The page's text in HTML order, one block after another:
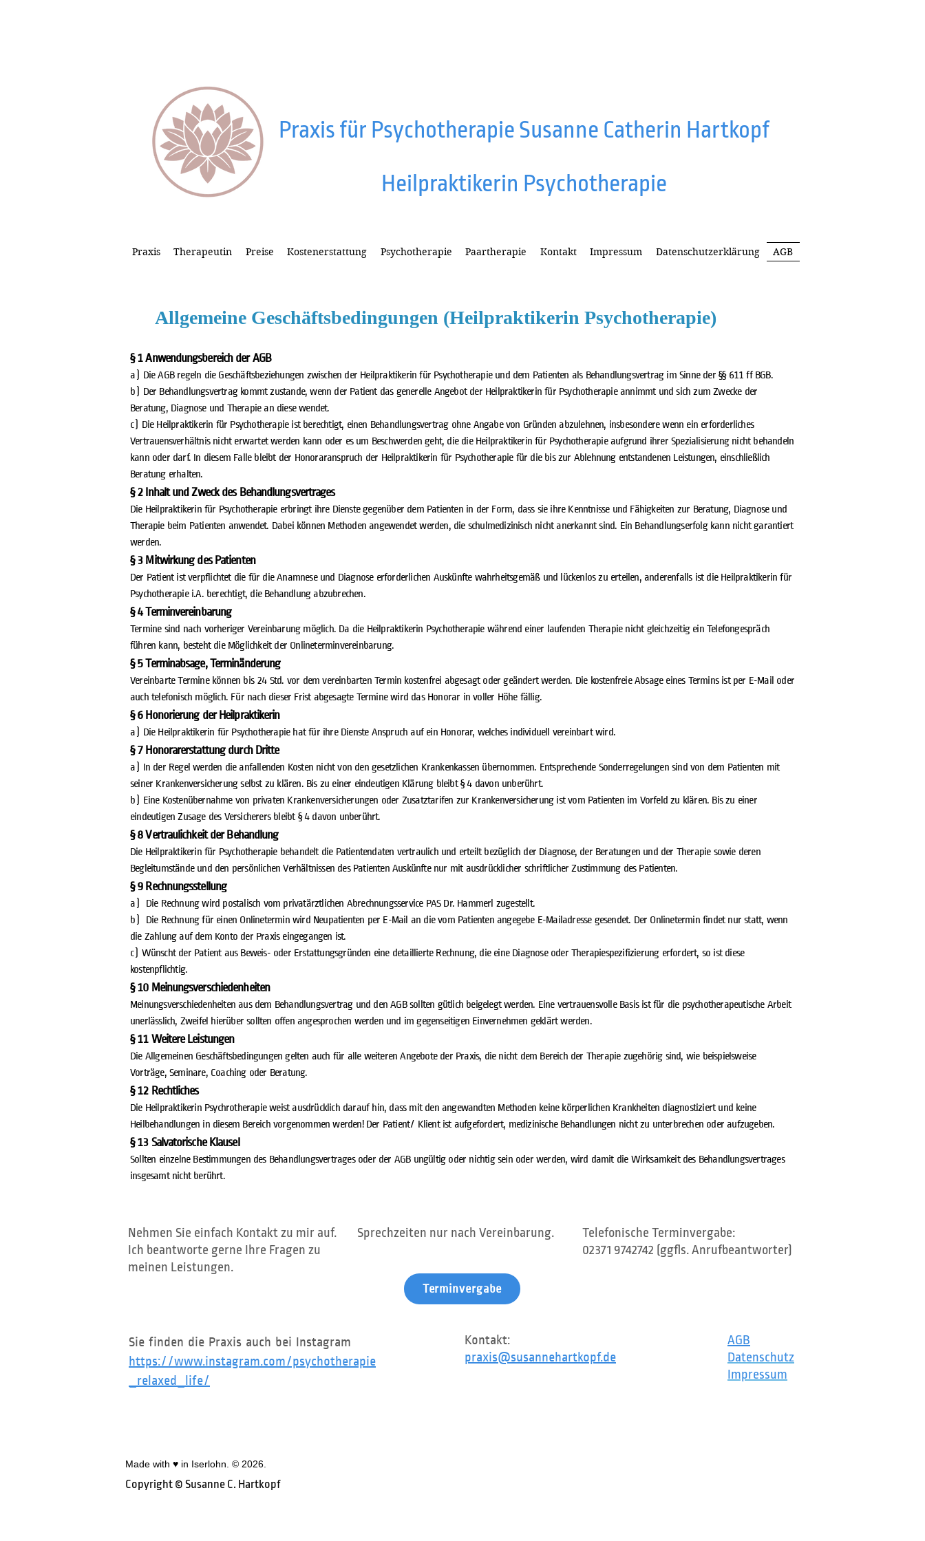
Praxis für Psychotherapie Susanne Catherin Hartkopf
Heil​praktikerin Psychot​herapie
Praxis Therapeutin Preise Kostenerstattung Psychotherapie Paartherapie Kontakt Impressum Datenschutzerklärung AGB
Allgemeine Geschäftsbedingungen (Heilpraktikerin Psychotherapie)
§ 1 Anwendungsbereich der AGB
a) Die AGB regeln die Geschäftsbeziehungen zwischen der Heilpraktikerin für Psychotherapie und dem Patienten als Behandlungsvertrag im Sinne der §§ 611 ff BGB.
b) Der Behandlungsvertrag kommt zustande, wenn der Patient das generelle Angebot der Heilpraktikerin für Psychotherapie annimmt und sich zum Zwecke der
Beratung, Diagnose und Therapie an diese wendet.
c) Die Heilpraktikerin für Psychotherapie ist berechtigt, einen Behandlungsvertrag ohne Angabe von Gründen abzulehnen, insbesondere wenn ein erforderliches
Vertrauensverhältnis nicht erwartet werden kann oder es um Beschwerden geht, die die Heilpraktikerin für Psychotherapie aufgrund ihrer Spezialisierung nicht behandeln
kann oder darf. In diesem Falle bleibt der Honoraranspruch der Heilpraktikerin für Psychotherapie für die bis zur Ablehnung entstandenen Leistungen, einschließlich
Beratung erhalten.
§ 2 Inhalt und Zweck des Behandlungsvertrages
Die Heilpraktikerin für Psychotherapie erbringt ihre Dienste gegenüber dem Patienten in der Form, dass sie ihre Kenntnisse und Fähigkeiten zur Beratung, Diagnose und
Therapie beim Patienten anwendet. Dabei können Methoden angewendet werden, die schulmedizinisch nicht anerkannt sind. Ein Behandlungserfolg kann nicht garantiert
werden.
§ 3 Mitwirkung des Patienten
Der Patient ist verpflichtet die für die Anamnese und Diagnose erforderlichen Auskünfte wahrheitsgemäß und lückenlos zu erteilen, anderenfalls ist die Heilpraktikerin für
Psychotherapie i.A. berechtigt, die Behandlung abzubrechen.
§ 4 Terminvereinbarung
Termine sind nach vorheriger Vereinbarung möglich. Da die Heilpraktikerin Psychotherapie während einer laufenden Therapie nicht gleichzeitig ein Telefongespräch
führen kann, besteht die Möglichkeit der Onlineterminvereinbarung.
§ 5 Terminabsage, Terminänderung
Vereinbarte Termine können bis 24 Std. vor dem vereinbarten Termin kostenfrei abgesagt oder geändert werden. Die kostenfreie Absage eines Termins ist per E-Mail oder
auch telefonisch möglich. Für nach dieser Frist abgesagte Termine wird das Honorar in voller Höhe fällig.
§ 6 Honorierung der Heilpraktikerin
a) Die Heilpraktikerin für Psychotherapie hat für ihre Dienste Anspruch auf ein Honorar, welches individuell vereinbart wird.
§ 7 Honorarerstattung durch Dritte
a) In der Regel werden die anfallenden Kosten nicht von den gesetzlichen Krankenkassen übernommen. Entsprechende Sonderregelungen sind von dem Patienten mit
seiner Krankenversicherung selbst zu klären. Bis zu einer eindeutigen Klärung bleibt § 4 davon unberührt.
b) Eine Kostenübernahme von privaten Krankenversicherungen oder Zusatztarifen zur Krankenversicherung ist vom Patienten im Vorfeld zu klären. Bis zu einer
eindeutigen Zusage des Versicherers bleibt § 4 davon unberührt.
§ 8 Vertraulichkeit der Behandlung
Die Heilpraktikerin für Psychotherapie behandelt die Patientendaten vertraulich und erteilt bezüglich der Diagnose, der Beratungen und der Therapie sowie deren
Begleitumstände und den persönlichen Verhältnissen des Patienten Auskünfte nur mit ausdrücklicher schriftlicher Zustimmung des Patienten.
§ 9 Rechnungsstellung
a) Die Rechnung wird postalisch vom privatärztlichen Abrechnungsservice PAS Dr. Hammerl zugestellt.
b) Die Rechnung für einen Onlinetermin wird Neupatienten per E-Mail an die vom Patienten angegebe E-Mailadresse gesendet. Der Onlinetermin findet nur statt, wenn
die Zahlung auf dem Konto der Praxis eingegangen ist.
c) Wünscht der Patient aus Beweis- oder Erstattungsgründen eine detaillierte Rechnung, die eine Diagnose oder Therapiespezifizierung erfordert, so ist diese
kostenpflichtig.
§ 10 Meinungsverschiedenheiten
Meinungsverschiedenheiten aus dem Behandlungsvertrag und den AGB sollten gütlich beigelegt werden. Eine vertrauensvolle Basis ist für die psychotherapeutische Arbeit
unerlässlich, Zweifel hierüber sollten offen angesprochen werden und im gegenseitigen Einvernehmen geklärt werden.
§ 11 Weitere Leistungen
Die Allgemeinen Geschäftsbedingungen gelten auch für alle weiteren Angebote der Praxis, die nicht dem Bereich der Therapie zugehörig sind, wie beispielsweise
Vorträge, Seminare, Coaching oder Beratung.
§ 12 Rechtliches
Die Heilpraktikerin Psychrotherapie weist ausdrücklich darauf hin, dass mit den angewandten Methoden keine körperlichen Krankheiten diagnostiziert und keine
Heilbehandlungen in diesem Bereich vorgenommen werden! Der Patient/ Klient ist aufgefordert, medizinische Behandlungen nicht zu unterbrechen oder aufzugeben.
§ 13 Salvatorische Klausel
Sollten einzelne Bestimmungen des Behandlungsvertrages oder der AGB ungültig oder nichtig sein oder werden, wird damit die Wirksamkeit des Behandlungsvertrages
insgesamt nicht berührt.
Nehmen Sie einfach Kontakt zu mir auf.
Ich beantworte gerne Ihre Fragen zu
meinen Leistungen.
Sprechzeiten nur nach Vereinbarung.
Terminvergabe
Telefonische Terminvergabe:
02371 9742742 (ggfls. Anrufbeantworter)
Sie finden die Praxis auch bei Instagram
https://www.instagram.com/psychotherapie
_relaxed_life/
Kontakt:
praxis@susannehartkopf.de
AGB
Datensch​utz
Impressum
Made with ♥ in Iserlohn. © 2026.
Copyright © Susanne C. Hartko​pf